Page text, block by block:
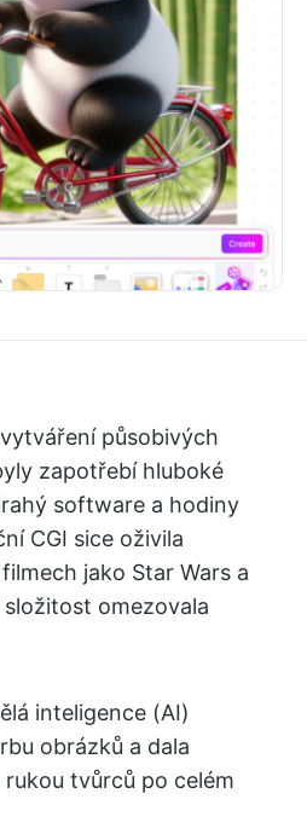
působivých
zapotřebí hluboké
software a hodiny
CGI sice oživila
jako Star Wars a
složitost omezovala
inteligence (AI)
obrázků a dala
tvůrců po celém